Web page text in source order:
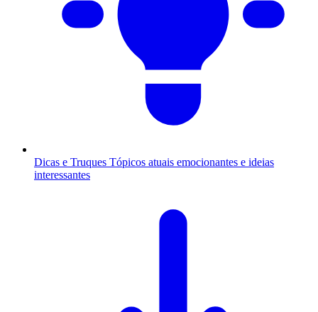
Dicas e Truques Tópicos atuais emocionantes e ideias
interessantes